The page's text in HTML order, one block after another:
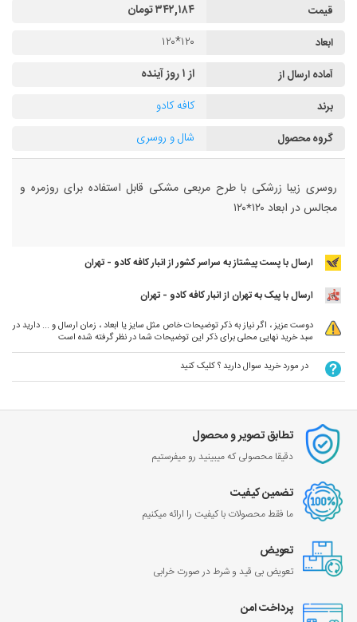
قیمت ۳۴۲,۱۸۴ تومان
ابعاد ۱۲۰*۱۲۰
آماده ارسال از از ۱ روز آینده
برند کافه کادو
گروه محصول شال و روسری
روسری زیبا زرشکی با طرح مربعی مشکی قابل استفاده برای روزمره و
مجالس در ابعاد ۱۲۰*۱۲۰
ارسال با پست پیشتاز به سراسر کشور از انبار کافه کادو - تهران
ارسال با پیک به تهران از انبار کافه کادو - تهران
دوست عزیز ، اگر نیاز به ذکر توضیحات خاص مثل سایز یا ابعاد ، زمان ارسال و ... دارید در
سبد خرید نهایی محلی برای ذکر این توضیحات شما در نظر گرفته شده است
در مورد خرید سوال دارید ؟ کلیک کنید
تطابق تصویر و محصول
دقیقا محصولی که میبینید رو میفرستیم
تضمین کیفیت
ما فقط محصولات با کیفیت را ارائه میکنیم
تعویض
تعویض بی قید و شرط در صورت خرابی
پرداخت امن